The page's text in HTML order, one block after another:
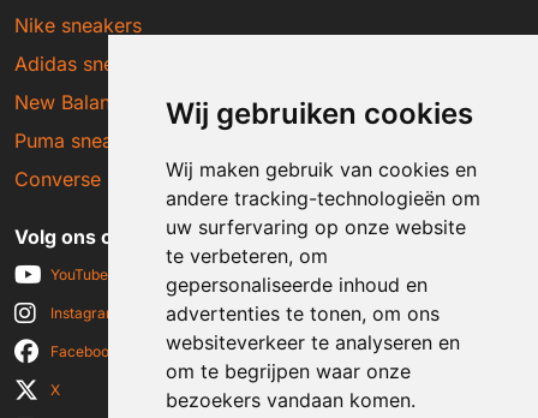
Wij gebruiken cookies
Wij maken gebruik van cookies en
andere tracking-technologieën om
uw surfervaring op onze website
te verbeteren, om
gepersonaliseerde inhoud en
advertenties te tonen, om ons
websiteverkeer te analyseren en
om te begrijpen waar onze
bezoekers vandaan komen.
Nike sneakers
Adidas sneakers
New Balance sneakers
Puma sneakers
Converse sneakers
Volg ons op social media
YouTube
Instagram
Facebook
X